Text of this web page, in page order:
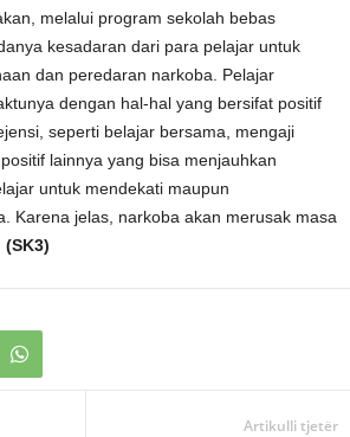
melalui program sekolah bebas
kesadaran dari para pelajar untuk
dan peredaran narkoba. Pelajar
dengan hal-hal yang bersifat positif
seperti belajar bersama, mengaji
lainnya yang bisa menjauhkan
untuk mendekati maupun
Karena jelas, narkoba akan merusak masa
(SK3)
Artikulli tjetër